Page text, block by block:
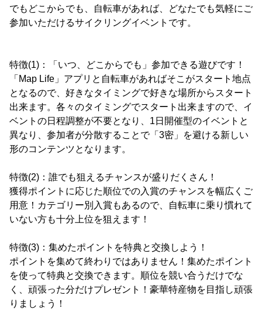
でもどこからでも、自転車があれば、どなたでも気軽にご
参加いただけるサイクリングイベントです。
特徴(1)：「いつ、どこからでも」参加できる遊びです！
「Map Life」アプリと自転車があればそこがスタート地点
となるので、好きなタイミングで好きな場所からスタート
出来ます。各々のタイミングでスタート出来ますので、イ
ベントの日程調整が不要となり、1日開催型のイベントと
異なり、参加者が分散することで「3密」を避ける新しい
形のコンテンツとなります。
特徴(2)：誰でも狙えるチャンスが盛りだくさん！
獲得ポイントに応じた順位での入賞のチャンスを幅広くご
用意！カテゴリー別入賞もあるので、自転車に乗り慣れて
いない方も十分上位を狙えます！
特徴(3)：集めたポイントを特典と交換しよう！
ポイントを集めて終わりではありません！集めたポイント
を使って特典と交換できます。順位を競い合うだけでな
く、頑張った分だけプレゼント！豪華特産物を目指し頑張
りましょう！